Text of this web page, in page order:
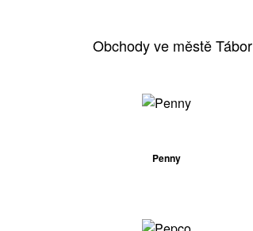
Obchody ve městě Tábor
Penny